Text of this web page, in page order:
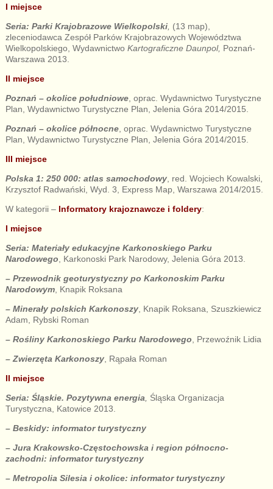
I miejsce
Seria: Parki Krajobrazowe Wielkopolski, (13 map),
zleceniodawca Zespół Parków Krajobrazowych Województwa
Wielkopolskiego, Wydawnictwo Kartograficzne Daunpol, Poznań-
Warszawa 2013.
II miejsce
Poznań – okolice południowe, oprac. Wydawnictwo Turystyczne
Plan, Wydawnictwo Turystyczne Plan, Jelenia Góra 2014/2015.
Poznań – okolice północne, oprac. Wydawnictwo Turystyczne
Plan, Wydawnictwo Turystyczne Plan, Jelenia Góra 2014/2015.
III miejsce
Polska 1: 250 000: atlas samochodowy, red. Wojciech Kowalski,
Krzysztof Radwański, Wyd. 3, Express Map, Warszawa 2014/2015.
W kategorii – Informatory krajoznawcze i foldery:
I miejsce
Seria: Materiały edukacyjne Karkonoskiego Parku
Narodowego, Karkonoski Park Narodowy, Jelenia Góra 2013.
– Przewodnik geoturystyczny po Karkonoskim Parku
Narodowym, Knapik Roksana
– Minerały polskich Karkonoszy, Knapik Roksana, Szuszkiewicz
Adam, Rybski Roman
– Rośliny Karkonoskiego Parku Narodowego, Przewoźnik Lidia
– Zwierzęta Karkonoszy, Rąpała Roman
II miejsce
Seria: Śląskie. Pozytywna energia, Śląska Organizacja
Turystyczna, Katowice 2013.
– Beskidy: informator turystyczny
– Jura Krakowsko-Częstochowska i region północno-
zachodni: informator turystyczny
– Metropolia Silesia i okolice: informator turystyczny